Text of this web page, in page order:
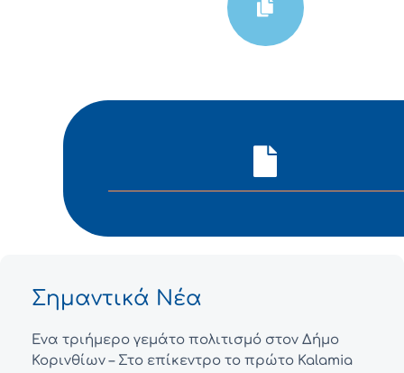
Σημαντικά Νέα
Ένα τριήμερο γεμάτο πολιτισμό στον Δήμο
Κορινθίων – Στο επίκεντρο το πρώτο Kalamia